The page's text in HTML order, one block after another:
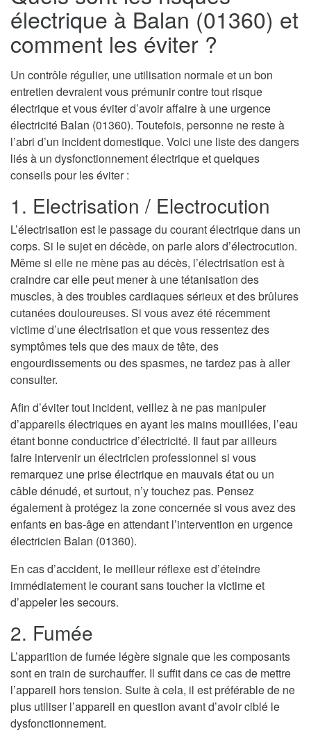
électrique à Balan (01360) et
comment les éviter ?
Un contrôle régulier, une utilisation normale et un bon
entretien devraient vous prémunir contre tout risque
électrique et vous éviter d’avoir affaire à une urgence
électricité Balan (01360). Toutefois, personne ne reste à
l’abri d’un incident domestique. Voici une liste des dangers
liés à un dysfonctionnement électrique et quelques
conseils pour les éviter :
1. Electrisation / Electrocution
L’électrisation est le passage du courant électrique dans un
corps. Si le sujet en décède, on parle alors d’électrocution.
Même si elle ne mène pas au décès, l’électrisation est à
craindre car elle peut mener à une tétanisation des
muscles, à des troubles cardiaques sérieux et des brûlures
cutanées douloureuses. Si vous avez été récemment
victime d’une électrisation et que vous ressentez des
symptômes tels que des maux de tête, des
engourdissements ou des spasmes, ne tardez pas à aller
consulter.
Afin d’éviter tout incident, veillez à ne pas manipuler
d’appareils électriques en ayant les mains mouillées, l’eau
étant bonne conductrice d’électricité. Il faut par ailleurs
faire intervenir un électricien professionnel si vous
remarquez une prise électrique en mauvais état ou un
câble dénudé, et surtout, n’y touchez pas. Pensez
également à protégez la zone concernée si vous avez des
enfants en bas-âge en attendant l’intervention en urgence
électricien Balan (01360).
En cas d’accident, le meilleur réflexe est d’éteindre
immédiatement le courant sans toucher la victime et
d’appeler les secours.
2. Fumée
L’apparition de fumée légère signale que les composants
sont en train de surchauffer. Il suffit dans ce cas de mettre
l’appareil hors tension. Suite à cela, il est préférable de ne
plus utiliser l’appareil en question avant d’avoir ciblé le
dysfonctionnement.